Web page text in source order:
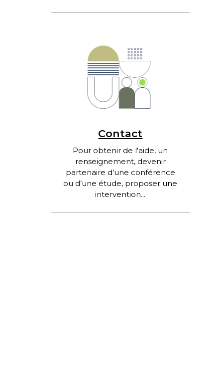
Contact
Pour obtenir de l'aide, un
renseignement, devenir
partenaire d’une conférence
ou d’une étude, proposer une
intervention...